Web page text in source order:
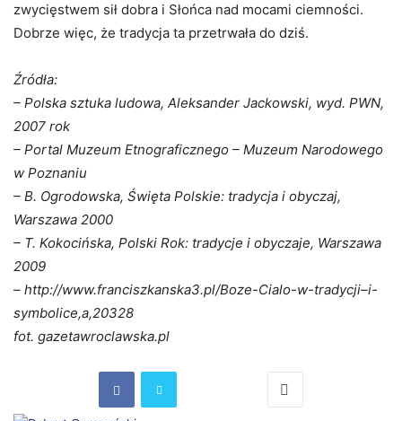
zwycięstwem sił dobra i Słońca nad mocami ciemności.
Dobrze więc, że tradycja ta przetrwała do dziś.
Źródła:
– Polska sztuka ludowa, Aleksander Jackowski, wyd. PWN,
2007 rok
– Portal Muzeum Etnograficznego – Muzeum Narodowego
w Poznaniu
– B. Ogrodowska, Święta Polskie: tradycja i obyczaj,
Warszawa 2000
– T. Kokocińska, Polski Rok: tradycje i obyczaje, Warszawa
2009
– http://www.franciszkanska3.pl/Boze-Cialo-w-tradycji–i-
symbolice,a,20328
fot. gazetawroclawska.pl